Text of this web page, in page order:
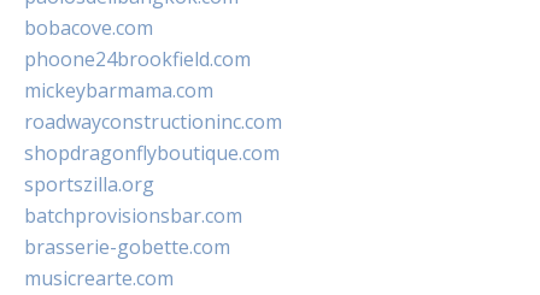
bobacove.com
phoone24brookfield.com
mickeybarmama.com
roadwayconstructioninc.com
shopdragonflyboutique.com
sportszilla.org
batchprovisionsbar.com
brasserie-gobette.com
musicrearte.com